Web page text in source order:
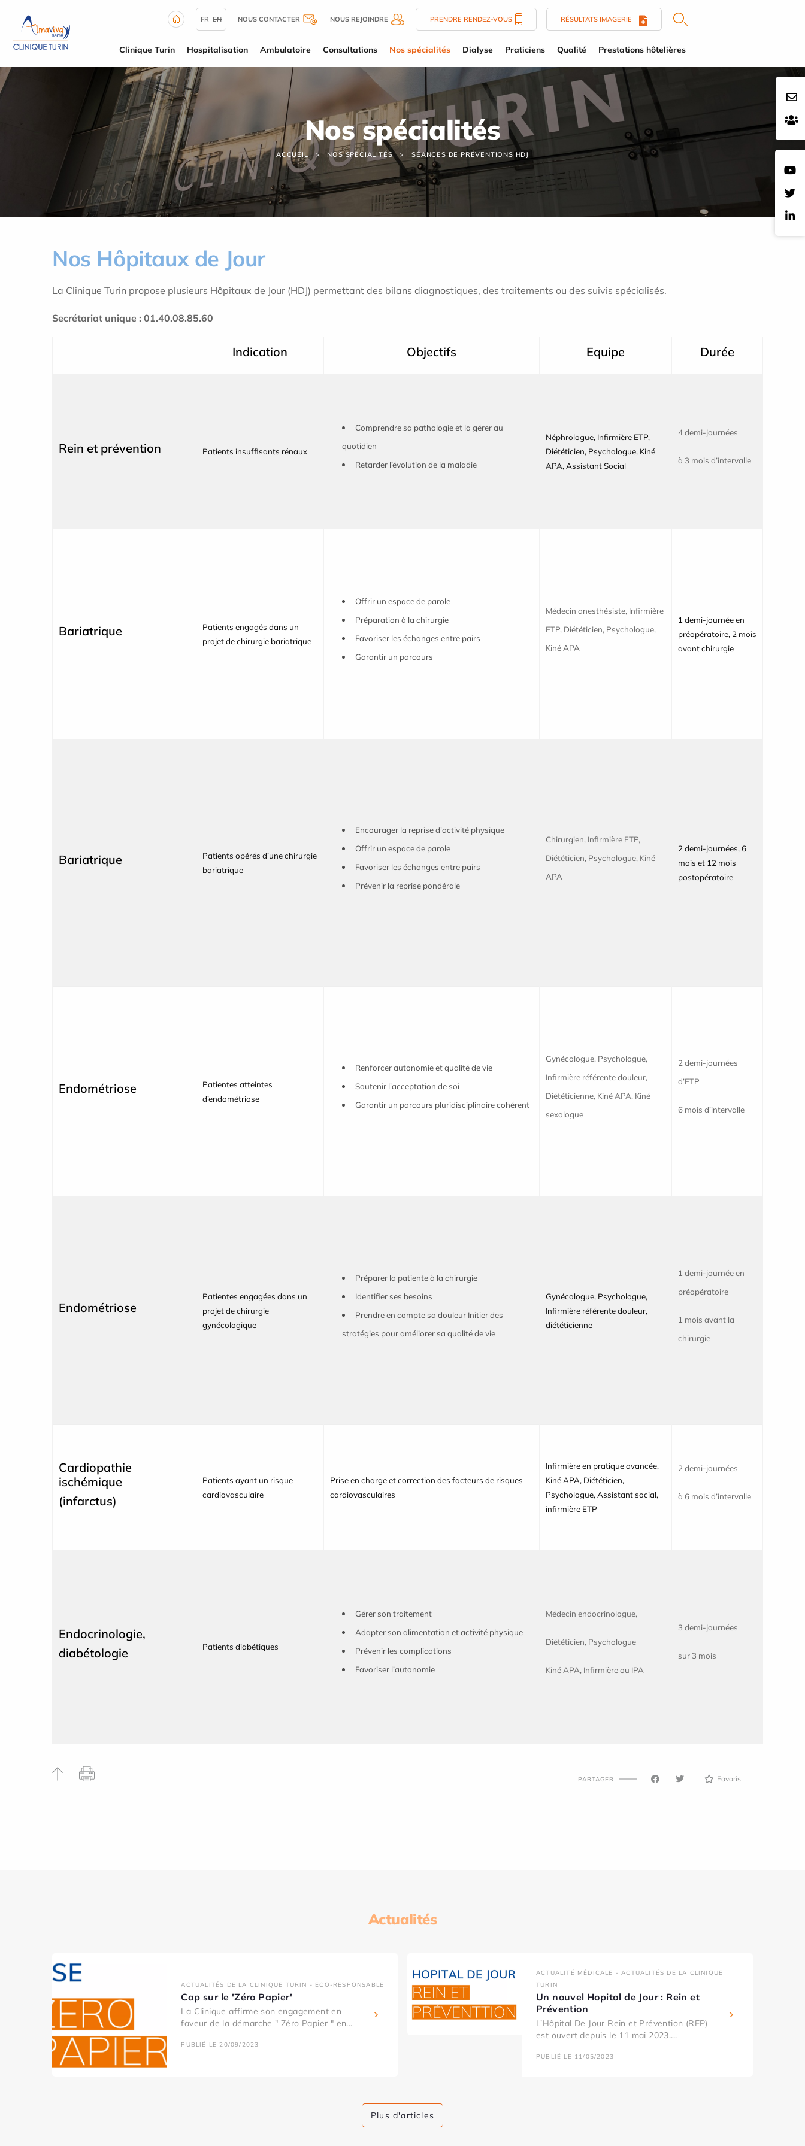
FR EN NOUS CONTACTER NOUS REJOINDRE PRENDRE RENDEZ-VOUS RÉSULTATS IMAGERIE
Clinique Turin Hospitalisation Ambulatoire Consultations Nos spécialités Dialyse Praticiens Qualité Prestations hôtelières
Nos spécialités
ACCUEIL NOS SPÉCIALITÉS SÉANCES DE PRÉVENTIONS HDJ
Nos Hôpitaux de Jour
La Clinique Turin propose plusieurs Hôpitaux de Jour (HDJ) permettant des bilans diagnostiques, des traitements ou des suivis spécialisés.
Secrétariat unique : 01.40.08.85.60
Indication Objectifs Equipe Durée
Rein et prévention Patients insuffisants rénaux
Comprendre sa pathologie et la gérer au
quotidien
Retarder l’évolution de la maladie
Néphrologue, Infirmière ETP,
Diététicien, Psychologue, Kiné
APA, Assistant Social
4 demi-journées
à 3 mois d’intervalle
Bariatrique
Patients engagés dans un
projet de chirurgie bariatrique
Offrir un espace de parole
Préparation à la chirurgie
Favoriser les échanges entre pairs
Garantir un parcours
Médecin anesthésiste, Infirmière
ETP, Diététicien, Psychologue,
Kiné APA
1 demi-journée en
préopératoire, 2 mois
avant chirurgie
Bariatrique
Patients opérés d’une chirurgie
bariatrique
Encourager la reprise d’activité physique
Offrir un espace de parole
Favoriser les échanges entre pairs
Prévenir la reprise pondérale
Chirurgien, Infirmière ETP,
Diététicien, Psychologue, Kiné
APA
2 demi-journées, 6
mois et 12 mois
postopératoire
Endométriose
Patientes atteintes
d’endométriose
Renforcer autonomie et qualité de vie
Soutenir l’acceptation de soi
Garantir un parcours pluridisciplinaire cohérent
Gynécologue, Psychologue,
Infirmière référente douleur,
Diététicienne, Kiné APA, Kiné
sexologue
2 demi-journées
d’ETP
6 mois d’intervalle
Endométriose
Patientes engagées dans un
projet de chirurgie
gynécologique
Préparer la patiente à la chirurgie
Identifier ses besoins
Prendre en compte sa douleur Initier des
stratégies pour améliorer sa qualité de vie
Gynécologue, Psychologue,
Infirmière référente douleur,
diététicienne
1 demi-journée en
préopératoire
1 mois avant la
chirurgie
Cardiopathie
ischémique
(infarctus)
Patients ayant un risque
cardiovasculaire
Prise en charge et correction des facteurs de risques
cardiovasculaires
Infirmière en pratique avancée,
Kiné APA, Diététicien,
Psychologue, Assistant social,
infirmière ETP
2 demi-journées
à 6 mois d’intervalle
Endocrinologie,
diabétologie
Patients diabétiques
Gérer son traitement
Adapter son alimentation et activité physique
Prévenir les complications
Favoriser l’autonomie
Médecin endocrinologue,
Diététicien, Psychologue
Kiné APA, Infirmière ou IPA
3 demi-journées
sur 3 mois
PARTAGER Favoris
Actualités
ACTUALITÉS DE LA CLINIQUE TURIN - ECO-RESPONSABLE
Cap sur le 'Zéro Papier'
La Clinique affirme son engagement en
faveur de la démarche " Zéro Papier " en...
PUBLIÉ LE 20/09/2023
ACTUALITÉ MÉDICALE - ACTUALITÉS DE LA CLINIQUE
TURIN
Un nouvel Hopital de Jour : Rein et
Prévention
L’Hôpital De Jour Rein et Prévention (REP)
est ouvert depuis le 11 mai 2023....
PUBLIÉ LE 11/05/2023
Plus d'articles